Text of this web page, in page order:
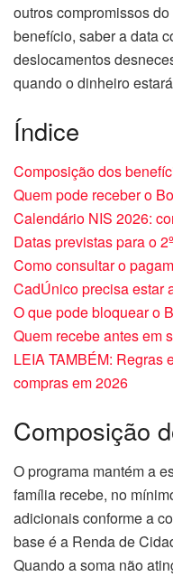
outros compromissos
benefício, saber a data
deslocamentos
quando o dinheiro
Índice
Composição dos
Quem pode receber o
Calendário NIS 2026:
Datas previstas para o
Como consultar o
CadÚnico precisa estar
O que pode bloquear o
Quem recebe antes em
LEIA TAMBÉM: Regras
compras em 2026
Composição
O programa mantém a
família recebe, no
adicionais conforme a
base é a Renda de
Quando a soma não